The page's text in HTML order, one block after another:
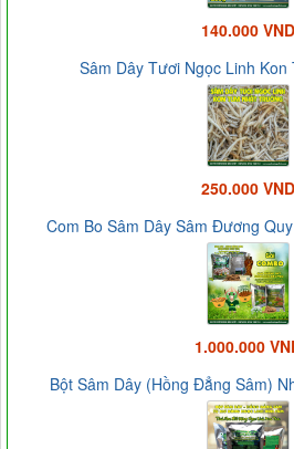
140.000 VND
Sâm Dây Tươi Ngọc Linh Kon
250.000 VND
Com Bo Sâm Dây Sâm Đương
1.000.000
Bột Sâm Dây (Hồng Đẳng Sâm)